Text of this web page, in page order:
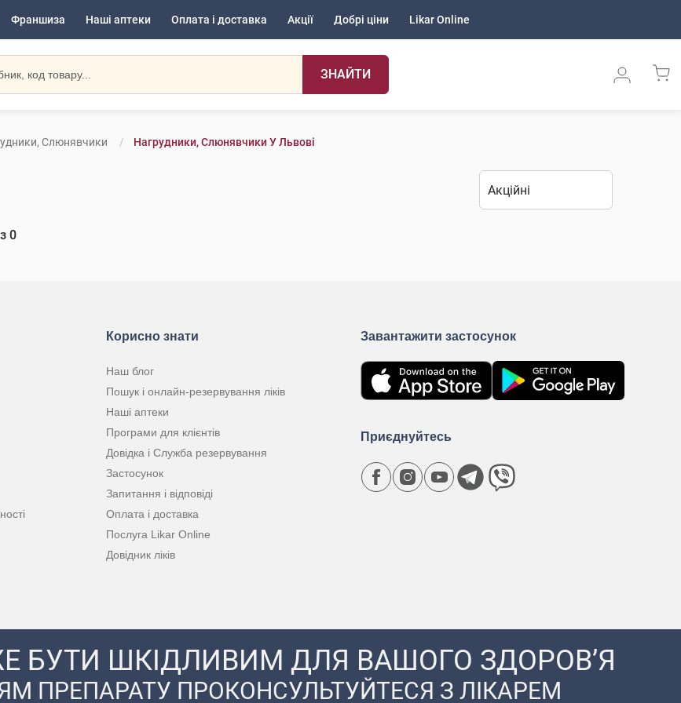
Франшиза Наші аптеки Оплата і доставка Акції Добрі ціни Likar Online
ЗНАЙТИ
Слюнявчики Нагрудники, Слюнявчики У Львові
з 0
Корисно знати
Наш блог
Пошук і онлайн-резервування ліків
Наші аптеки
Програми для клієнтів
Довідка і Служба резервування
Застосунок
Запитання і відповіді
Оплата і доставка
Послуга Likar Online
Довідник ліків
Завантажити застосунок
Приєднуйтесь
БУТИ ШКІДЛИВИМ ДЛЯ ВАШОГО ЗДОРОВ’Я
ПРЕПАРАТУ ПРОКОНСУЛЬТУЙТЕСЯ З ЛІКАРЕМ